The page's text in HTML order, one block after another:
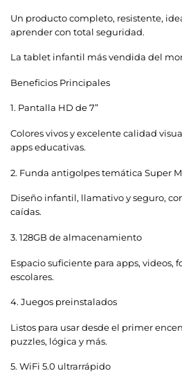
Un producto completo, resistente,
aprender con total seguridad.
La tablet infantil más vendida del
Beneficios Principales
1. Pantalla HD de 7”
Colores vivos y excelente calidad
apps educativas.
2. Funda antigolpes temática Super
Diseño infantil, llamativo y seguro,
caídas.
3. 128GB de almacenamiento
Espacio suficiente para apps, videos,
escolares.
4. Juegos preinstalados
Listos para usar desde el primer
puzzles, lógica y más.
5. WiFi 5.0 ultrarrápido